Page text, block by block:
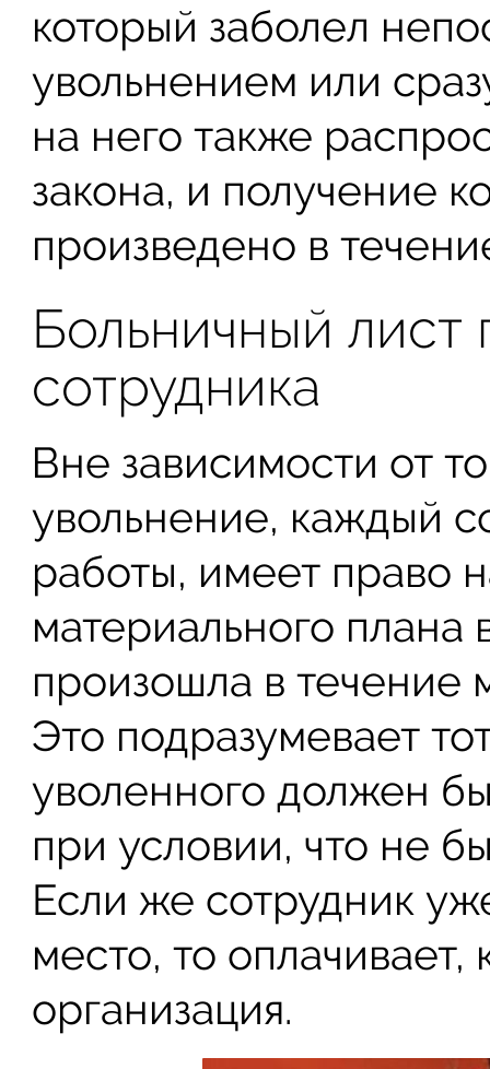
который заболел
увольнением или
на него также
закона, и получение
произведено в
Больничный лист
сотрудника
Вне зависимости от
увольнение, каждый
работы, имеет право
материального
произошла в течение
Это подразумевает
уволенного должен
при условии, что не
Если же сотрудник
место, то оплачивает,
организация.